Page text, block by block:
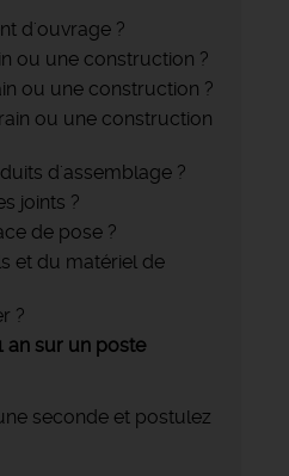
d'ouvrage ?
ou une construction ?
ou une construction ?
ou une construction
d'assemblage ?
joints ?
de pose ?
et du matériel de
?
an sur un poste
seconde et postulez